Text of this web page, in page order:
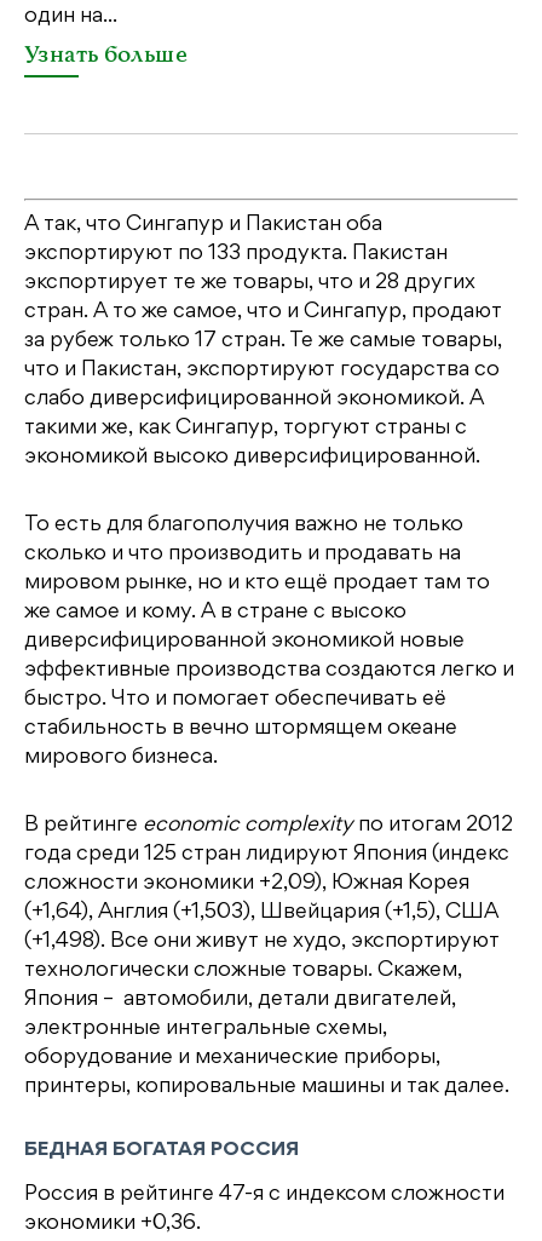
один на...
Узнать больше
А так, что Сингапур и Пакистан оба
экспортируют по 133 продукта. Пакистан
экспортирует те же товары, что и 28 других
стран. А то же самое, что и Сингапур, продают
за рубеж только 17 стран. Те же самые товары,
что и Пакистан, экспортируют государства со
слабо диверсифицированной экономикой. А
такими же, как Сингапур, торгуют страны с
экономикой высоко диверсифицированной.
То есть для благополучия важно не только
сколько и что производить и продавать на
мировом рынке, но и кто ещё продает там то
же самое и кому. А в стране с высоко
диверсифицированной экономикой новые
эффективные производства создаются легко и
быстро. Что и помогает обеспечивать её
стабильность в вечно штормящем океане
мирового бизнеса.
В рейтинге economic complexityпо итогам 2012
года среди 125 стран лидируют Япония (индекс
сложности экономики +2,09), Южная Корея
(+1,64), Англия (+1,503), Швейцария (+1,5), США
(+1,498). Все они живут не худо, экспортируют
технологически сложные товары. Скажем,
Япония – автомобили, детали двигателей,
электронные интегральные схемы,
оборудование и механические приборы,
принтеры, копировальные машины и так далее.
БЕДНАЯ БОГАТАЯ РОССИЯ
Россия в рейтинге 47-я с индексом сложности
экономики +0,36.